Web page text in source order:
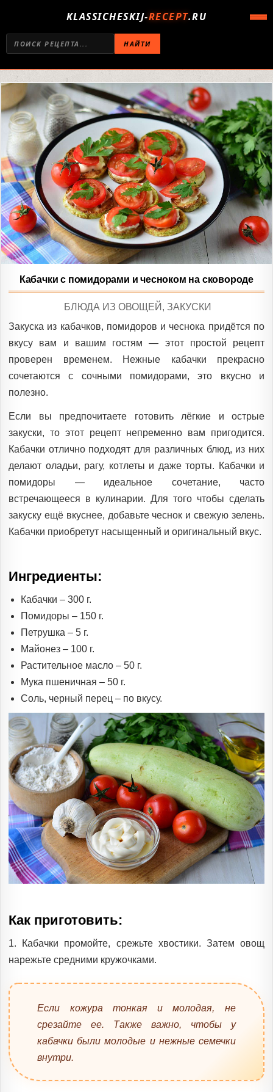
KLASSICHESKIJ-RECEPT.RU
НАЙТИ
Кабачки с помидорами и чесноком на сковороде
POSTED
БЛЮДА ИЗ ОВОЩЕЙ , ЗАКУСКИ
Закуска из кабачков, помидоров и чеснока придётся по
вкусу вам и вашим гостям — этот простой рецепт
проверен временем. Нежные кабачки прекрасно
сочетаются с сочными помидорами, это вкусно и
полезно.
Если вы предпочитаете готовить лёгкие и острые
закуски, то этот рецепт непременно вам пригодится.
Кабачки отлично подходят для различных блюд, из них
делают оладьи, рагу, котлеты и даже торты. Кабачки и
помидоры — идеальное сочетание, часто
встречающееся в кулинарии. Для того чтобы сделать
закуску ещё вкуснее, добавьте чеснок и свежую зелень.
Кабачки приобретут насыщенный и оригинальный вкус.
Ингредиенты:
Кабачки – 300 г.
Помидоры – 150 г.
Петрушка – 5 г.
Майонез – 100 г.
Растительное масло – 50 г.
Мука пшеничная – 50 г.
Соль, черный перец – по вкусу.
Как приготовить:
1. Кабачки промойте, срежьте хвостики. Затем овощ
нарежьте средними кружочками.
Если кожура тонкая и молодая, не
срезайте ее. Также важно, чтобы у
кабачки были молодые и нежные семечки
внутри.